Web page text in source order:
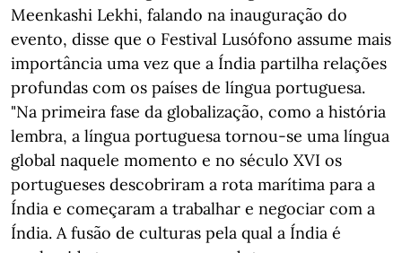
Meenkashi Lekhi, falando na inauguração do
evento, disse que o Festival Lusófono assume mais
importância uma vez que a Índia partilha relações
profundas com os países de língua portuguesa.
"Na primeira fase da globalização, como a história
lembra, a língua portuguesa tornou-se uma língua
global naquele momento e no século XVI os
portugueses descobriram a rota marítima para a
Índia e começaram a trabalhar e negociar com a
Índia. A fusão de culturas pela qual a Índia é